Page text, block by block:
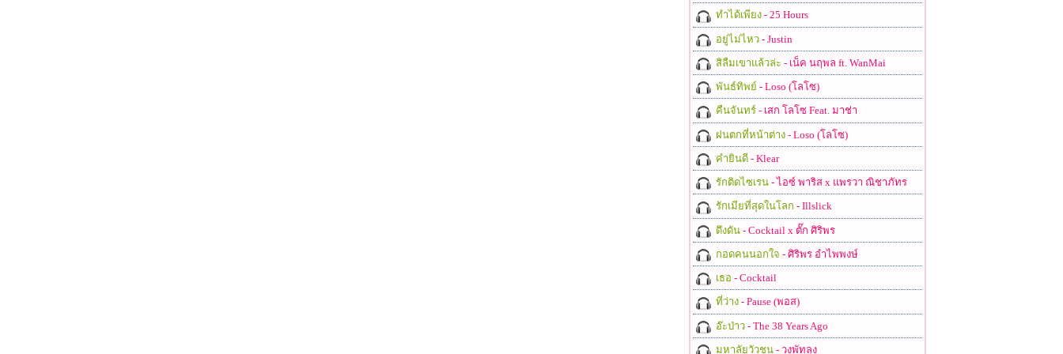
ทำได้เพียง- 25 Hours
อยู่ไม่ไหว- Justin
สิลืมเขาแล้วล่ะ - เน็ค นฤพล ft. WanMai
พันธ์ทิพย์ - Loso (โลโซ)
คืนจันทร์- เสก โลโซ Feat. มาช่า
ฝนตกที่หน้าต่าง- Loso (โลโซ)
คำยินดี- Klear
รักติดไซเรน- ไอซ์ พาริส x แพรวา ณิชาภัทร
รักเมียที่สุดในโลก - Illslick
ดึงดัน- Cocktail x ตั๊ก ศิริพร
กอดคนนอกใจ - ศิริพร อำไพพงษ์
เธอ - Cocktail
ที่ว่าง- Pause (พอส)
อ๊ะป่าว- The 38 Years Ago
มหาลัยวัวชน- วงพัทลุง